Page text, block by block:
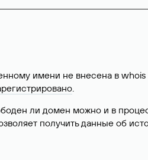
имени не внесена в whois
.
ли домен можно и в
получить данные об